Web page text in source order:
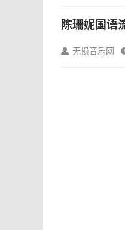
陈珊妮国语
陈珊妮国语流
调的作息当一场
 无损音乐网